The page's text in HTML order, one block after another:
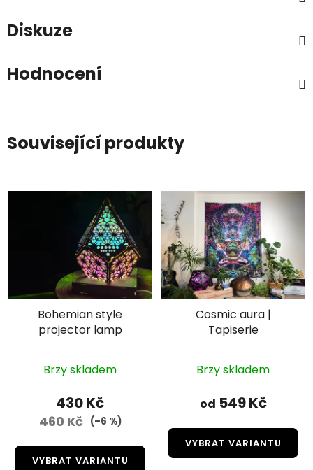
Diskuze
Hodnocení
Související produkty
Bohemian style
projector lamp
Brzy skladem
430 Kč
460 Kč (–6 %)
VYBRAT VARIANTU
Cosmic aura |
Tapiserie
Brzy skladem
od 549 Kč
VYBRAT VARIANTU